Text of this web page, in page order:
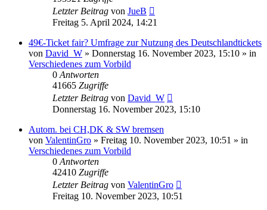
Letzter Beitrag von JueB
Freitag 5. April 2024, 14:21
49€-Ticket fair? Umfrage zur Nutzung des Deutschlandtickets
von David_W » Donnerstag 16. November 2023, 15:10 » in
Verschiedenes zum Vorbild
0 Antworten
41665 Zugriffe
Letzter Beitrag von David_W
Donnerstag 16. November 2023, 15:10
Autom. bei CH,DK & SW bremsen
von ValentinGro » Freitag 10. November 2023, 10:51 » in
Verschiedenes zum Vorbild
0 Antworten
42410 Zugriffe
Letzter Beitrag von ValentinGro
Freitag 10. November 2023, 10:51